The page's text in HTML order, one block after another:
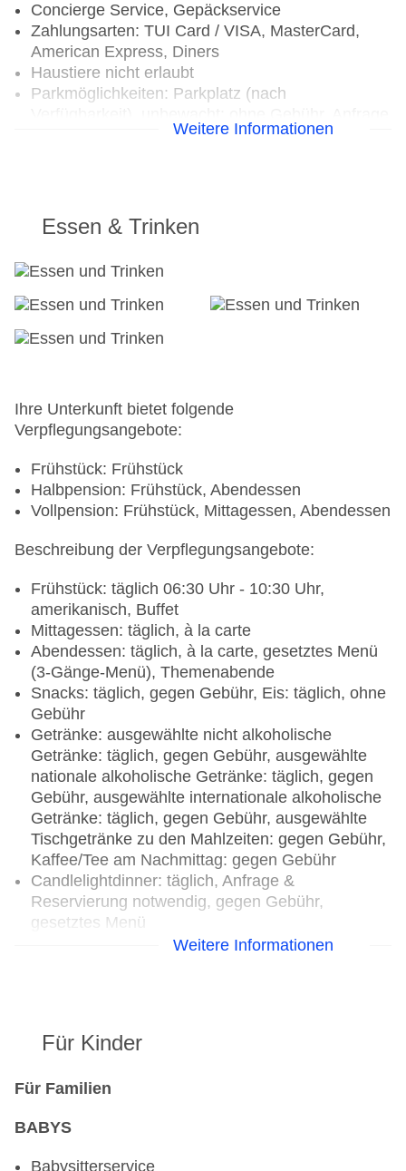
Concierge Service, Gepäckservice
Zahlungsarten: TUI Card / VISA, MasterCard,
American Express, Diners
Haustiere nicht erlaubt
Parkmöglichkeiten: Parkplatz (nach
& Reservierung nicht notwendig, Stellplätze, nicht
Etagen Nebengebäude: 2, Villen: 4
Landeskategorie: 5 Sterne
Weitere Informationen
Essen & Trinken
Ihre Unterkunft bietet folgende
Verpflegungsangebote:
Frühstück: Frühstück
Halbpension: Frühstück, Abendessen
Vollpension: Frühstück, Mittagessen, Abendessen
Beschreibung der Verpflegungsangebote:
Frühstück: täglich 06:30 Uhr - 10:30 Uhr,
amerikanisch, Buffet
Mittagessen: täglich, à la carte
Abendessen: täglich, à la carte, gesetztes Menü
(3-Gänge-Menü), Themenabende
Snacks: täglich, gegen Gebühr, Eis: täglich, ohne
Gebühr
Getränke: ausgewählte nicht alkoholische
Getränke: täglich, gegen Gebühr, ausgewählte
nationale alkoholische Getränke: täglich, gegen
Gebühr, ausgewählte internationale alkoholische
Getränke: täglich, gegen Gebühr, ausgewählte
Tischgetränke zu den Mahlzeiten: gegen Gebühr,
Kaffee/Tee am Nachmittag: gegen Gebühr
Candlelightdinner: täglich, Anfrage &
Reservierung notwendig, gegen Gebühr,
gesetztes Menü
Weihnachtsspecial: Buffet, Silvesterspecial:
thailändisch, Kindermenü: gegen Gebühr,
Gerichte: gegen Gebühr, Reservierung nicht
Januar - Dezember, täglich 06:30 Uhr - 10:30 Uhr
Weitere Informationen
Für Kinder
Für Familien
BABYS
Babysitterservice